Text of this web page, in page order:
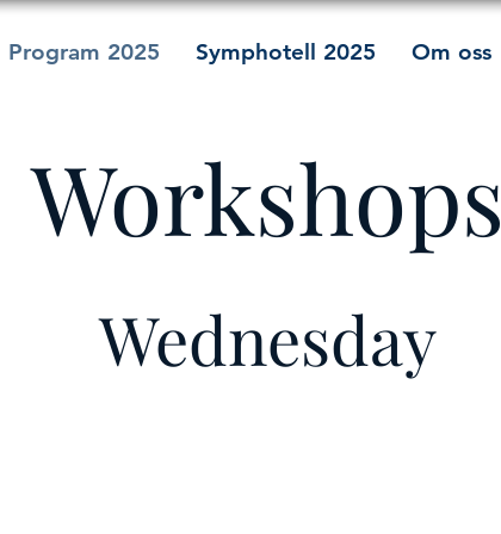
Program 2025 Symphotell 2025 Om oss
Workshops
Wednesday